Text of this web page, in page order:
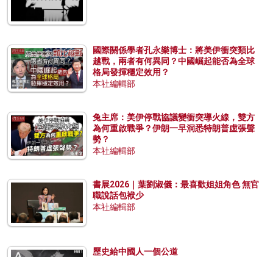
國際關係學者孔永樂博士：將美伊衝突類比
越戰，兩者有何異同？中國崛起能否為全球
格局發揮穩定效用？
本社編輯部
兔主席：美伊停戰協議變衝突導火線，雙方
為何重啟戰爭？伊朗一早洞悉特朗普虛張聲
勢？
本社編輯部
書展2026｜葉劉淑儀：最喜歡姐姐角色 無官
職說話包袱少
本社編輯部
歷史給中國人一個公道